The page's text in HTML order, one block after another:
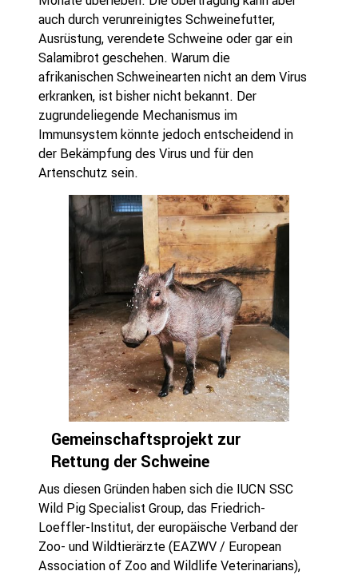
auch durch verunreinigtes Schweinefutter,
Ausrüstung, verendete Schweine oder gar ein
Salamibrot geschehen. Warum die
afrikanischen Schweinearten nicht an dem Virus
erkranken, ist bisher nicht bekannt. Der
zugrundeliegende Mechanismus im
Immunsystem könnte jedoch entscheidend in
der Bekämpfung des Virus und für den
Artenschutz sein.
Gemeinschaftsprojekt zur
Rettung der Schweine
Aus diesen Gründen haben sich die IUCN SSC
Wild Pig Specialist Group, das Friedrich-
Loeffler-Institut, der europäische Verband der
Zoo- und Wildtierärzte (EAZWV / European
Association of Zoo and Wildlife Veterinarians),